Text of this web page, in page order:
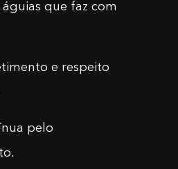
águias que faz com
e respeito
pelo